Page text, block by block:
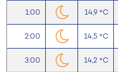
1:00 14,9 °C
2:00 14,5 °C
3:00 14,2 °C